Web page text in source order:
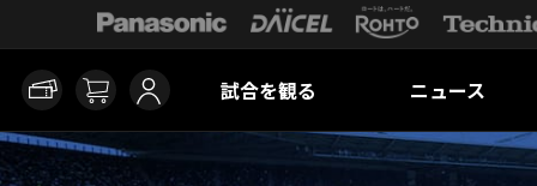
試合を観る ニュース